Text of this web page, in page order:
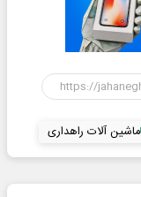
ماشین آلات راهداری